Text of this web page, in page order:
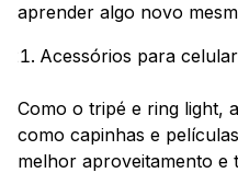
aprender algo novo
Acessórios para celular
Como o tripé e ring light,
como capinhas e
melhor aproveitamento e